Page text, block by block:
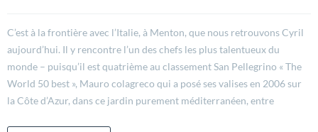
C’est à la frontière avec l’Italie, à Menton, que nous retrouvons Cyril
aujourd’hui. Il y rencontre l’un des chefs les plus talentueux du
monde – puisqu’il est quatrième au classement San Pellegrino « The
World 50 best », Mauro colagreco qui a posé ses valises en 2006 sur
la Côte d’Azur, dans ce jardin purement méditerranéen, entre